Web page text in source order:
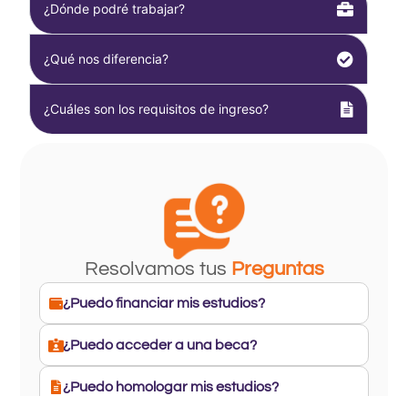
¿Dónde podré trabajar?
¿Qué nos diferencia?
¿Cuáles son los requisitos de ingreso?
Resolvamos tus Preguntas
¿Puedo financiar mis estudios?
¿Puedo acceder a una beca?
¿Puedo homologar mis estudios?